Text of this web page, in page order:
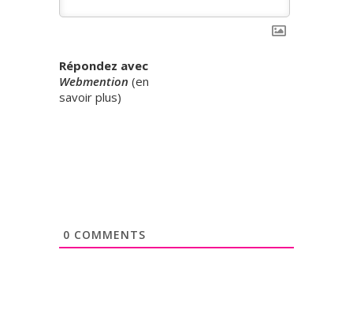
Répondez avec
Webmention (en
savoir plus)
0 COMMENTS